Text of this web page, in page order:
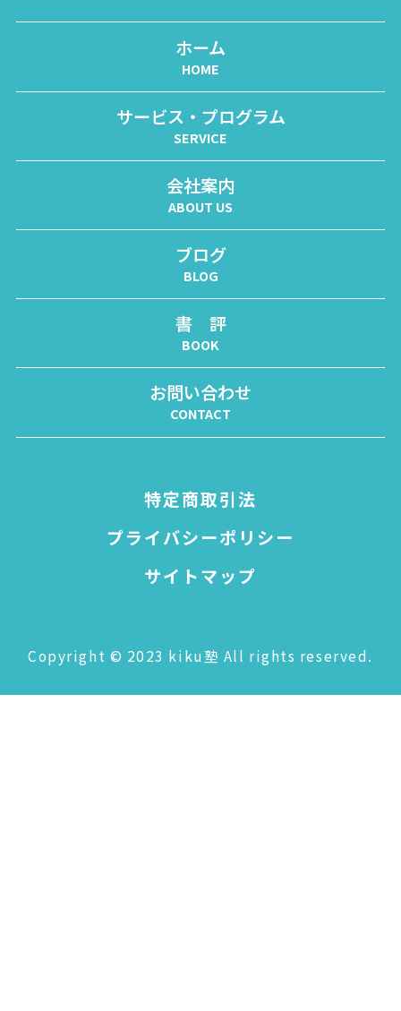
ホーム
HOME
サービス・プログラム
SERVICE
会社案内
ABOUT US
ブログ
BLOG
書 評
BOOK
お問い合わせ
CONTACT
特定商取引法
プライバシーポリシー
サイトマップ
Copyright © 2023 kiku塾 All rights reserved.